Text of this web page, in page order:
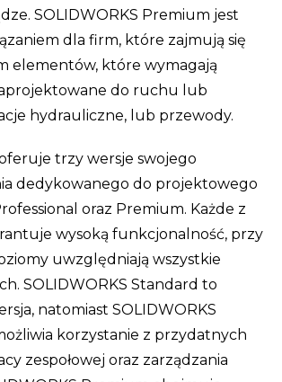
SOLIDWORKS Premium jest
dla firm, które zajmują się
elementów, które wymagają
do ruchu lub
hydrauliczne, lub przewody.
trzy wersje swojego
dedykowanego do projektowego
oraz Premium. Każde z
wysoką funkcjonalność, przy
uwzględniają wszystkie
SOLIDWORKS Standard to
natomiast SOLIDWORKS
korzystanie z przydatnych
zespołowej oraz zarządzania